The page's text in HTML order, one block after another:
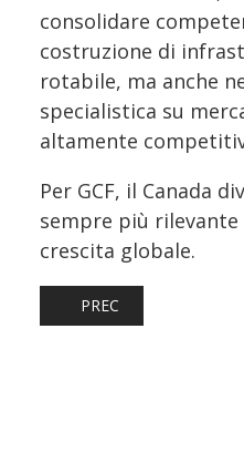
consolidare
costruzione di
rotabile, ma anche
specialistica su
altamente
Per GCF, il Canada
sempre più
crescita globale.
ARTICOLO
PREC